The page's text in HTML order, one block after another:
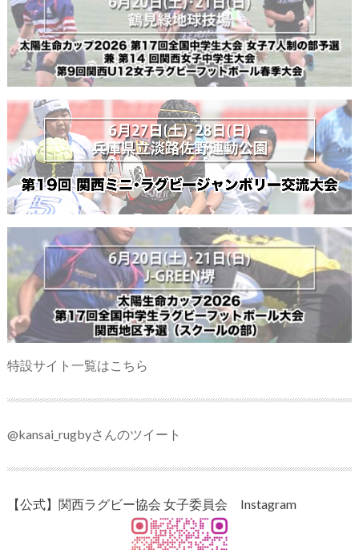
特設サイト一覧はこちら
@kansai_rugbyさんのツイート
【公式】関西ラグビー協会 女子委員会 Instagram